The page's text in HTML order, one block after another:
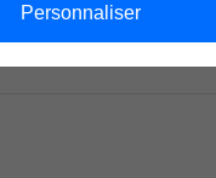
Personnaliser